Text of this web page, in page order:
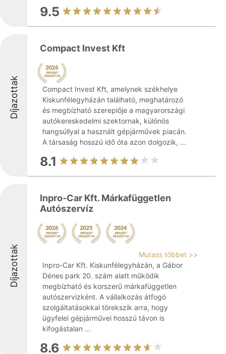
9.5
Díjazottak
Compact Invest Kft
Compact Invest Kft, amelynek székhelye
Kiskunfélegyházán található, meghatározó
és megbízható szereplője a magyarországi
autókereskedelmi szektornak, különös
hangsúllyal a használt gépjárművek piacán.
A társaság hosszú idő óta azon dolgozik, ...
8.1
Díjazottak
Inpro-Car Kft. Márkafüggetlen
Autószervíz
Mutass többet >>
Inpro-Car Kft. Kiskunfélegyházán, a Gábor
Dénes park 20. szám alatt működik
megbízható és korszerű márkafüggetlen
autószervizként. A vállalkozás átfogó
szolgáltatásokkal törekszik arra, hogy
ügyfelei gépjárművei hosszú távon is
kifogástalan ...
8.6